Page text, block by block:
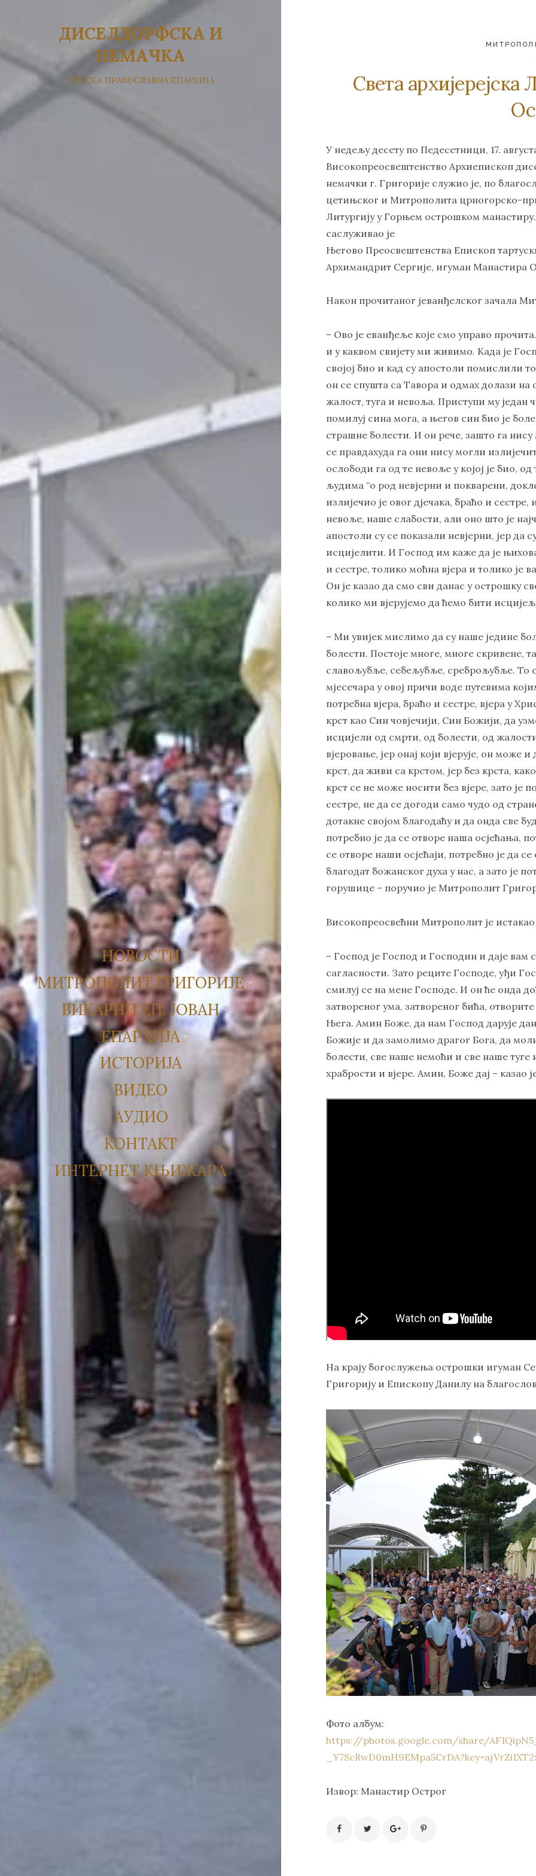
ДИСЕЛДОРФСКА И
НЕМАЧКА
СРПСКА ПРАВОСЛАВНА ЕПАРХИЈА
НОВОСТИ
МИТРОПОЛИТ ГРИГОРИЈЕ
ВИКАРНИ ЕП. ЈОВАН
ЕПАРХИЈА
ИСТОРИЈА
ВИДЕО
АУДИО
КОНТАКТ
ИНТЕРНЕТ КЊИЖАРА
Света
У недељу десету по Педесетници, 17.
Високопреосвештенство Архиепископ
немачки г. Григорије служио је, по
цетињског и Митрополита црногорско-
Литургију у Горњем острошком
саслуживао је
Његово Преосвештенства Епископ
Архимандрит Сергије, игуман Манастира
Након прочитаног јеванђелског зачала
– Ово је еванђеље које смо управо
и у каквом свијету ми живимо. Када је
својој био и кад су апостоли помислили
он се спушта са Тавора и одмах долази на
жалост, туга и невоља. Приступи му један
помилуј сина мога, а његов син био је
страшне болести. И он рече, зашто га
се правдахуда га они нису могли
ослободи га од те невоље у којој је био,
људима ”о род невјерни и покварени,
излијечио је овог дјечака, браћо и
невоље, наше слабости, али оно што је
апостоли су се показали невјерни, јер
исцијелити. И Господ им каже да је
и сестре, толико моћна вјера и толико је
Он је казао да смо сви данас у острошку
колико ми вјерујемо да ћемо бити
– Ми увијек мислимо да су наше једине
болести. Постоје многе, многе скривене,
славољубље, себељубље, среброљубље. То
мјесечара у овој причи воде путевима
потребна вјера, браћо и сестре, вјера у
крст као Син човјечији, Син Божији, да
исцијели од смрти, од болести, од
вјеровање, јер онај који вјерује, он може
крст, да живи са крстом, јер без крста,
крст се не може носити без вјере, зато је
сестре, не да се догоди само чудо од
дотакне својом благодаћу и да онда све
потребно је да се отворе наша осјећања,
се отворе наши осјећаји, потребно је да
благодат божанског духа у нас, а зато је
горушице – поручио је Митрополит
Високопреосвећни Митрополит је истакао
– Господ је Господ и Господин и даје вам
сагласности. Зато реците Господе, уђи
смилуј се на мене Господе. И он ће онда
затвореног ума, затвореног бића,
Њега. Амин Боже, да нам Господ дарује
Божије и да замолимо драгог Бога, да
болести, све наше немоћи и све наше
храбрости и вјере. Амин, Боже дај – казао
На крају богослужења острошки игуман
Григорију и Епископу Данилу на
Фото албум:
https://photos.google.com/share/
Извор: Манастир Острог